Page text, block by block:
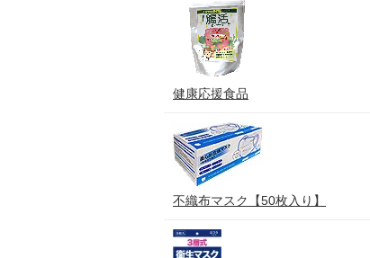
健康応援食品
不織布マスク【50枚入り】